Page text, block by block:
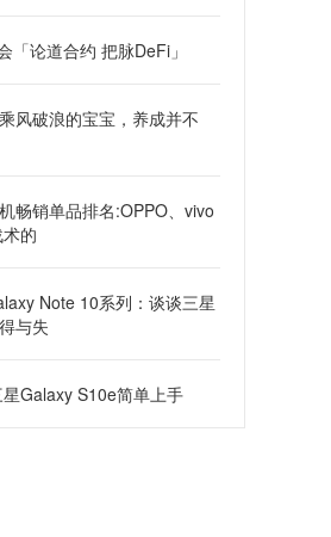
「论道合约 把脉DeFi」
风破浪的宝宝，养成并不
畅销单品排名:OPPO、vivo
的
Note 10系列：谈谈三星
与失
Galaxy S10e简单上手